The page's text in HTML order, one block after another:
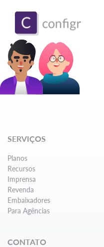
SERVIÇOS
Planos
Recursos
Imprensa
Revenda
Embaixadores
Para Agências
CONTATO